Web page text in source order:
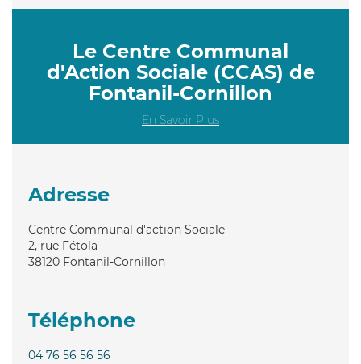
Le Centre Communal
d'Action Sociale (CCAS) de
Fontanil-Cornillon
En Savoir Plus
Adresse
Centre Communal d'action Sociale
2, rue Fétola
38120 Fontanil-Cornillon
Téléphone
04 76 56 56 56